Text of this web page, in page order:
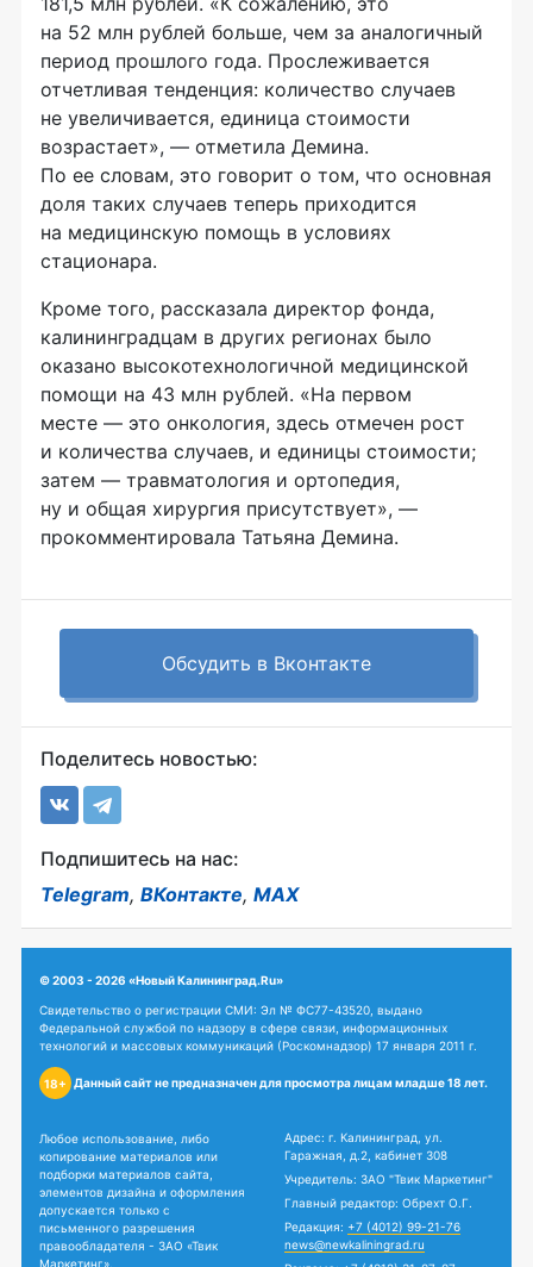
на 52 млн рублей больше, чем за аналогичный
период прошлого года. Прослеживается
отчетливая тенденция: количество случаев
не увеличивается, единица стоимости
возрастает», — отметила Демина.
По ее словам, это говорит о том, что основная
доля таких случаев теперь приходится
на медицинскую помощь в условиях
стационара.
Кроме того, рассказала директор фонда,
калининградцам в других регионах было
оказано высокотехнологичной медицинской
помощи на 43 млн рублей. «На первом
месте — это онкология, здесь отмечен рост
и количества случаев, и единицы стоимости;
затем — травматология и ортопедия,
ну и общая хирургия присутствует», —
прокомментировала Татьяна Демина.
Обсудить в Вконтакте
Поделитесь новостью:
Подпишитесь на нас:
Telegram, ВКонтакте, MAX
© 2003 - 2026 «Новый Калининград.Ru»
Свидетельство о регистрации СМИ: Эл № ФС77-43520, выдано
Федеральной службой по надзору в сфере связи, информационных
технологий и массовых коммуникаций (Роскомнадзор) 17 января 2011 г.
18+ Данный сайт не предназначен для просмотра лицам младше 18 лет.
Любое использование, либо
копирование материалов или
подборки материалов сайта,
элементов дизайна и оформления
допускается только с
письменного разрешения
правообладателя - ЗАО «Твик
Маркетинг».
Адрес: г. Калининград, ул.
Гаражная, д.2, кабинет 308
Учредитель: ЗАО "Твик Маркетинг"
Главный редактор: Обрехт О.Г.
Редакция: +7 (4012) 99-21-76
news@newkaliningrad.ru